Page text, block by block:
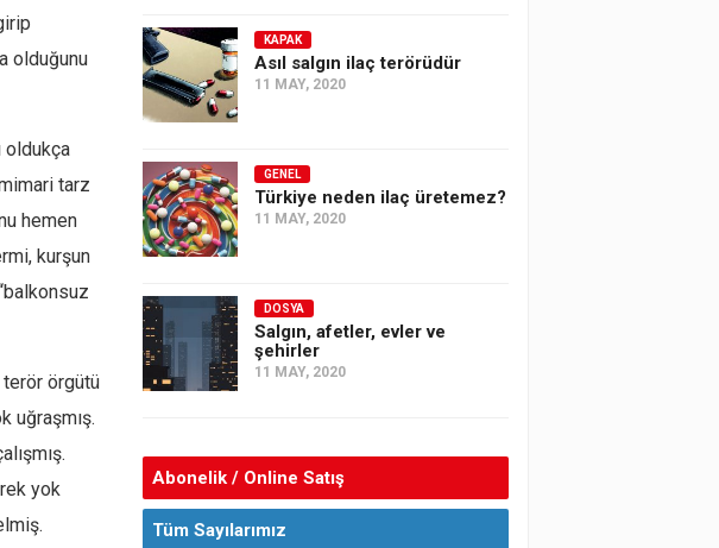
olduğunu
oldukça
tarz
hemen
kurşun
terör örgütü
uğraşmış.
yok
KAPAK
Asıl salgın ilaç terörüdür
11 MAY, 2020
GENEL
Türkiye neden ilaç üretemez?
11 MAY, 2020
DOSYA
Salgın, afetler, evler ve
şehirler
11 MAY, 2020
Abonelik / Online Satış
Tüm Sayılarımız